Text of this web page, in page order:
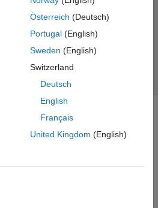
Österreich (Deutsch)
Portugal(English)
Sweden (English)
Switzerland
Deutsch
English
Français
United Kingdom (English)
リケーション ステータス
Inc.